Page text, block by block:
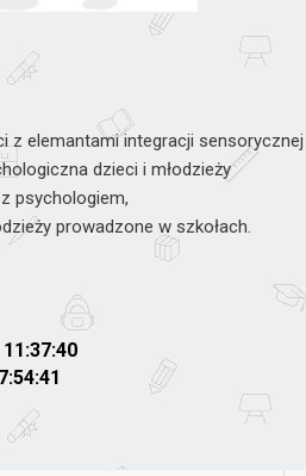
z elemantami integracji sensorycznej
dzieci i młodzieży
psychologiem,
prowadzone w szkołach.